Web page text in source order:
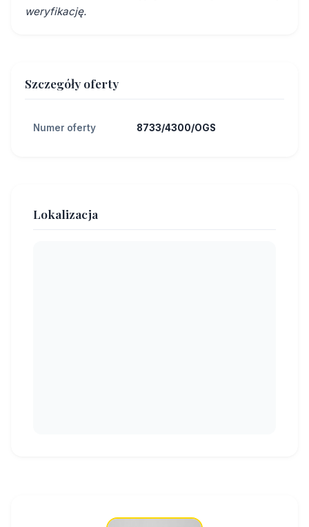
weryfikację.
Szczegóły oferty
Numer oferty 8733/4300/OGS
Lokalizacja